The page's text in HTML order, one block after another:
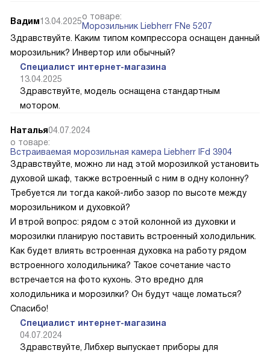
Вадим13.04.2025о товаре:
Морозильник Liebherr FNe 5207
Здравствуйте. Каким типом компрессора оснащен данный
морозильник? Инвертор или обычный?
Специалист интернет-магазина
13.04.2025
Здравствуйте, модель оснащена стандартным
мотором.
Наталья04.07.2024
о товаре:
Встраиваемая морозильная камера Liebherr IFd 3904
Здравствуйте, можно ли над этой морозилкой установить
духовой шкаф, также встроенный с ним в одну колонну?
Требуется ли тогда какой-либо зазор по высоте между
морозильником и духовкой?
И втрой вопрос: рядом с этой колонной из духовки и
морозилки планирую поставить встроенный холодильник.
Как будет влиять встроенная духовка на работу рядом
встроенного холодильника? Такое сочетание часто
встречается на фото кухонь. Это вредно для
холодильника и морозилки? Он будут чаще ломаться?
Спасибо!
Специалист интернет-магазина
04.07.2024
Здравствуйте, Либхер выпускает приборы для